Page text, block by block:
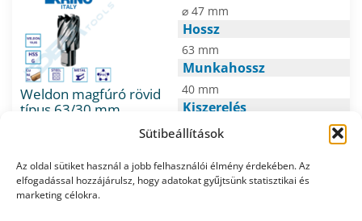
Sütibeállítások
Az oldal sütiket használ a jobb felhasználói élmény érdekében. Az
elfogadással hozzájárulsz, hogy adatokat gyűjtsünk statisztikai és
marketing célokra.
Weldon magfúró rövid
típus 63/30 mm
L/hasznos munkahossz
Nettó e.ár:31.759Ft/db
Bruttó e.ár: 40.333 Ft/db
⌀ 47 mm
Hossz
63 mm
Munkahossz
40 mm
Kiszerelés
1db/csomag
KRINO